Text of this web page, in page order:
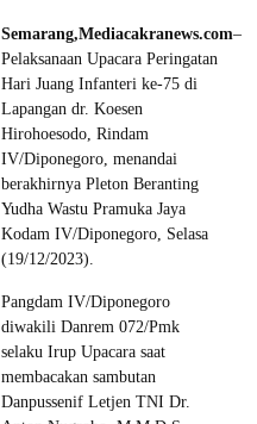
Semarang,Mediacakranews.com–
Pelaksanaan Upacara Peringatan
Hari Juang Infanteri ke-75 di
Lapangan dr. Koesen
Hirohoesodo, Rindam
IV/Diponegoro, menandai
berakhirnya Pleton Beranting
Yudha Wastu Pramuka Jaya
Kodam IV/Diponegoro, Selasa
(19/12/2023).
Pangdam IV/Diponegoro
diwakili Danrem 072/Pmk
selaku Irup Upacara saat
membacakan sambutan
Danpussenif Letjen TNI Dr.